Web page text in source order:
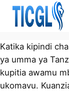
Katika kipindi
ya umma ya
kupitia awamu
ukomavu.